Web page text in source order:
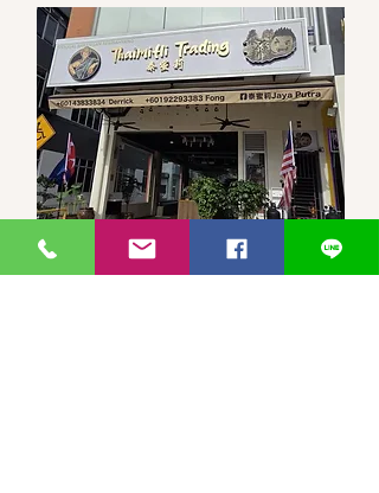
馬來西亞-新山-分行 泰蜜莉JP